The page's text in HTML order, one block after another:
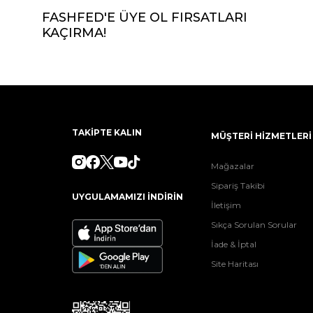
FASHFED'E ÜYE OL FIRSATLARI
KAÇIRMA!
TAKİPTE KALIN
UYGULAMAMIZI İNDİRİN
MÜŞTERİ HİZMETLERİ
Mağazalar
Sipariş Takibi
İletişim
Sıkça Sorulan Sorular
İade & İptal
Site Haritası